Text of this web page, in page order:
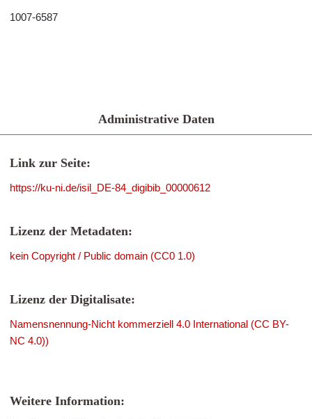
1007-6587
Administrative Daten
Link zur Seite:
https://ku-ni.de/isil_DE-84_digibib_00000612
Lizenz der Metadaten:
kein Copyright / Public domain (CC0 1.0)
Lizenz der Digitalisate:
Namensnennung-Nicht kommerziell 4.0 International (CC BY-
NC 4.0))
Weitere Information: